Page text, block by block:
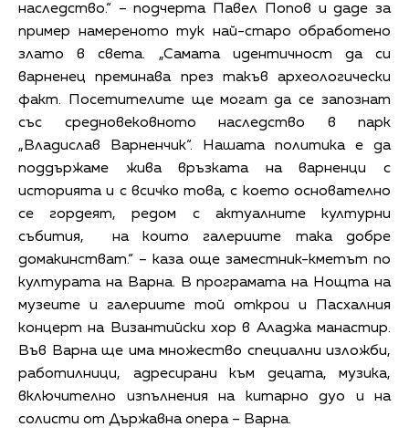
наследство.“ – подчерта Павел Попов и даде за
пример намереното тук най-старо обработено
злато в света. „Самата идентичност да си
варненец преминава през такъв археологически
факт. Посетителите ще могат да се запознат
със средновековното наследство в парк
„Владислав Варненчик“. Нашата политика е да
поддържаме жива връзката на варненци с
историята и с всичко това, с което основателно
се гордеят, редом с актуалните културни
събития, на които галериите така добре
домакинстват.“ – каза още заместник-кметът по
културата на Варна. В програмата на Нощта на
музеите и галериите той открои и Пасхалния
концерт на Византийски хор в Аладжа манастир.
Във Варна ще има множество специални изложби,
работилници, адресирани към децата, музика,
включително изпълнения на китарно дуо и на
солисти от Държавна опера – Варна.